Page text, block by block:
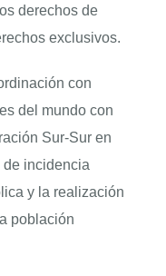
derechos de
exclusivos.
con
del mundo con
Sur-Sur en
de incidencia
y la realización
población